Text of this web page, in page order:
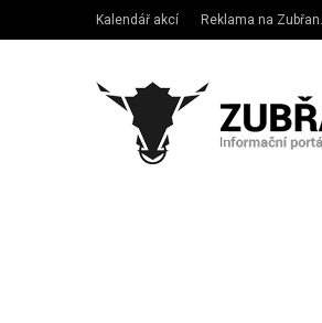
Kalendář akcí Reklama na